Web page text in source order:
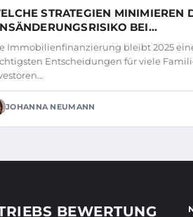
STRATEGIEN MINIMIEREN
BEI
Immobilienfinanzierung bleibt 2025
Entscheidungen für viele
JOHANNA NEUMANN
BEWERTUNG